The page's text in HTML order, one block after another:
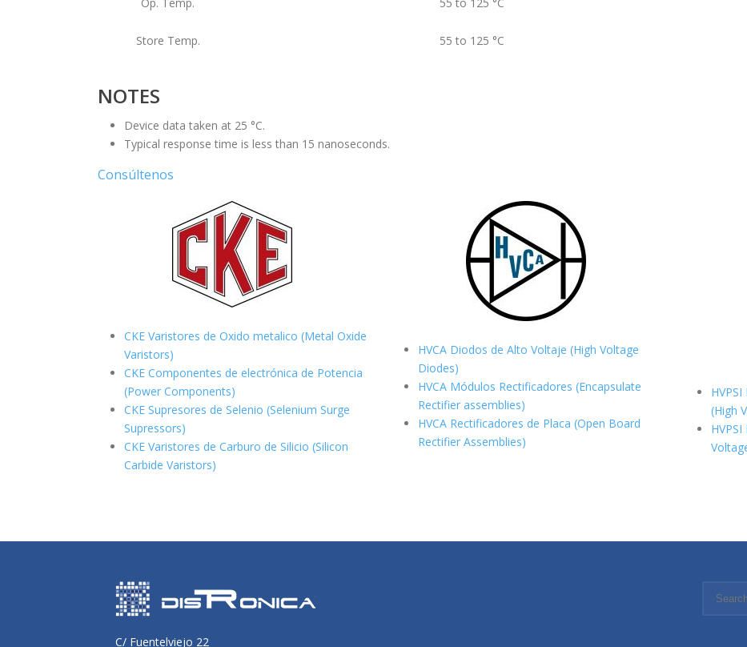
Store Temp. 55 to 125 °C
NOTES
Device data taken at 25 °C.
Typical response time is less than 15 nanoseconds.
Consúltenos
CKE Varistores de Oxido metalico (Metal Oxide
Varistors)
CKE Componentes de electrónica de Potencia
(Power Components)
CKE Supresores de Selenio (Selenium Surge
Supressors)
CKE Varistores de Carburo de Silicio (Silicon
Carbide Varistors)
HVCA Diodos de Alto Voltaje (High Voltage
Diodes)
HVCA Módulos Rectificadores (Encapsulate
Rectifier assemblies)
HVCA Rectificadores de Placa (Open Board
Rectifier Assemblies)
(High
C/ Fuentelviejo 22